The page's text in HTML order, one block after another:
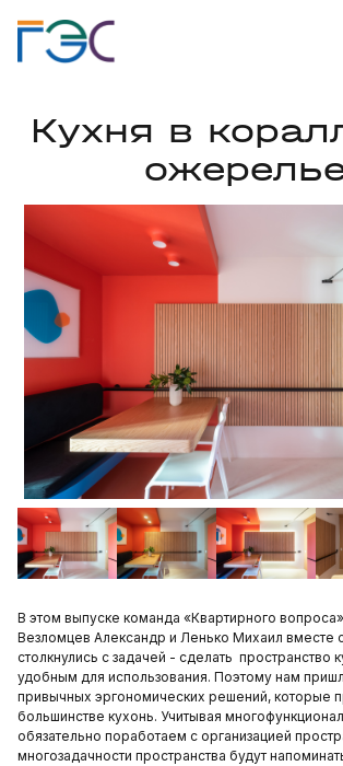
Кухня в
В этом выпуске команда «Квартирного вопроса»
Везломцев Александр и Ленько Михаил вместе
столкнулись с задачей - сделать пространство
удобным для использования. Поэтому нам
привычных эргономических решений, которые
большинстве кухонь. Учитывая
обязательно поработаем с организацией
многозадачности пространства будут